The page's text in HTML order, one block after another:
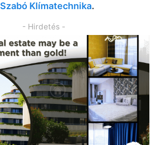
Szabó Klímatechnika.
- Hirdetés -